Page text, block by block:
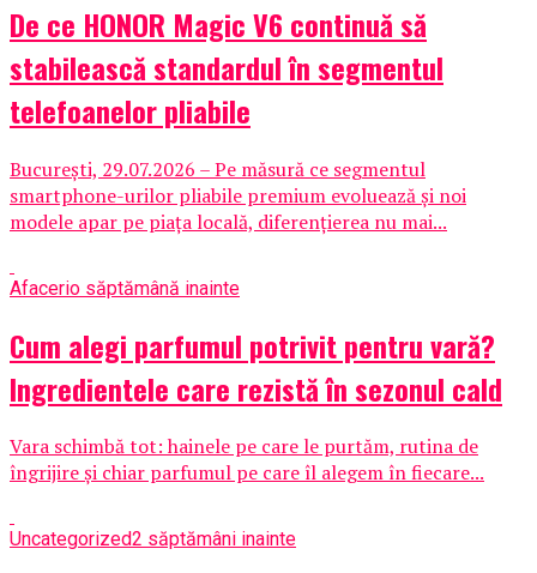
De ce HONOR Magic V6 continuă să
stabilească standardul în segmentul
telefoanelor pliabile
București, 29.07.2026 – Pe măsură ce segmentul
smartphone-urilor pliabile premium evoluează și noi
modele apar pe piața locală, diferențierea nu mai...
Afacerio săptămână inainte
Cum alegi parfumul potrivit pentru vară?
Ingredientele care rezistă în sezonul cald
Vara schimbă tot: hainele pe care le purtăm, rutina de
îngrijire și chiar parfumul pe care îl alegem în fiecare...
Uncategorized2 săptămâni inainte